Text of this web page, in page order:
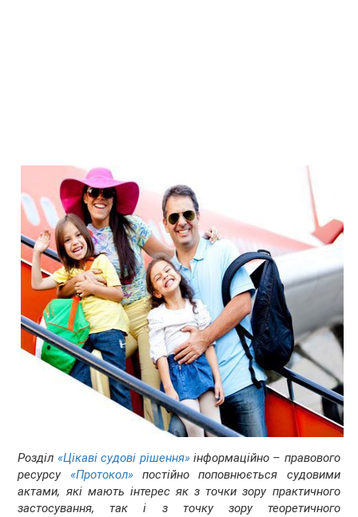
Розділ «Цікаві судові рішення» інформаційно – правового
ресурсу
«Протокол» постійно поповнюється судовими
актами, які мають інтерес як з точки зору практичного
застосування, так і з точку зору теоретичного